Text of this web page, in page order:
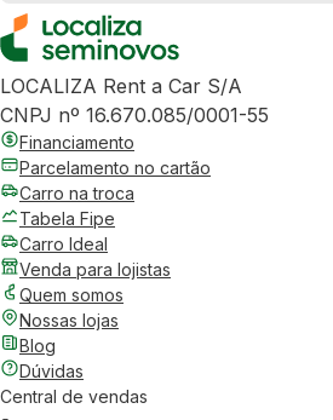
LOCALIZA Rent a Car S/A
CNPJ nº 16.670.085/0001-55
Financiamento
Parcelamento no cartão
Carro na troca
Tabela Fipe
Carro Ideal
Venda para lojistas
Quem somos
Nossas lojas
Blog
Dúvidas
Central de vendas